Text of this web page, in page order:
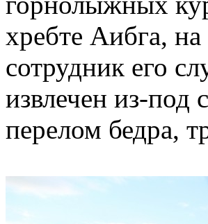
хребте Аибга,
сотрудник его
извлечен из-под
перелом бедра,